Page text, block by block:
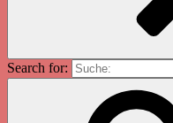
Search for: